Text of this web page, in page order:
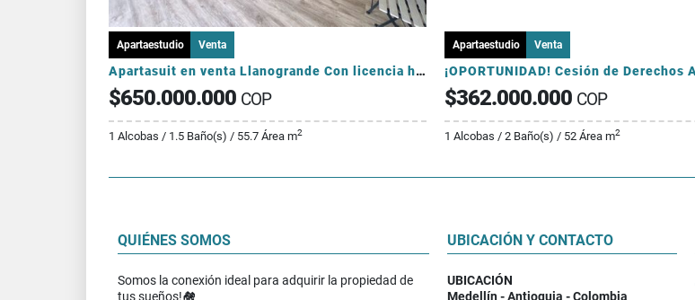
Apartaestudio Venta
Apartasuit en venta Llanogrande Con licencia hotelera
$650.000.000 COP
1 Alcobas / 1.5 Baño(s) / 55.7 Área m2
Apartaestudio Venta
$362.000.000 COP
1 Alcobas / 2 Baño(s) / 52 Área m2
QUIÉNES SOMOS
Somos la conexión ideal para adquirir la propiedad de
tus sueños!🏘️
UBICACIÓN Y CONTACTO
UBICACIÓN
Medellín - Antioquia - Colombia